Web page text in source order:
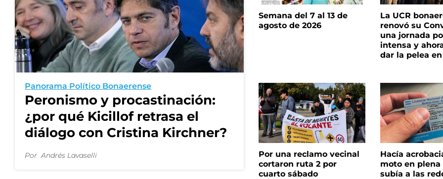
Panorama Político Bonaerense
Peronismo y procastinación:
¿por qué Kicillof retrasa el
diálogo con Cristina Kirchner?
Por Andrés Lavaselli
Semana del 7 al 13 de
agosto de 2026
La UCR
renovó su
una jornada
intensa y
dar la pelea en
Por una reclamo vecinal
cortaron ruta 2 por
cuarto sábado
Hacía
moto en plena
subía a las